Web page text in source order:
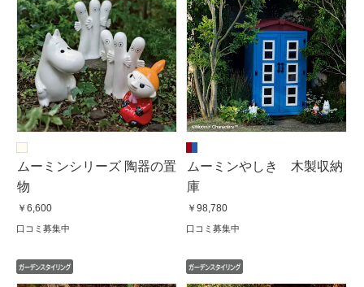
ムーミンシリーズ 陶器の置
物
￥6,600
口コミ募集中
ムーミンやしき 木製収納
庫
￥98,780
口コミ募集中